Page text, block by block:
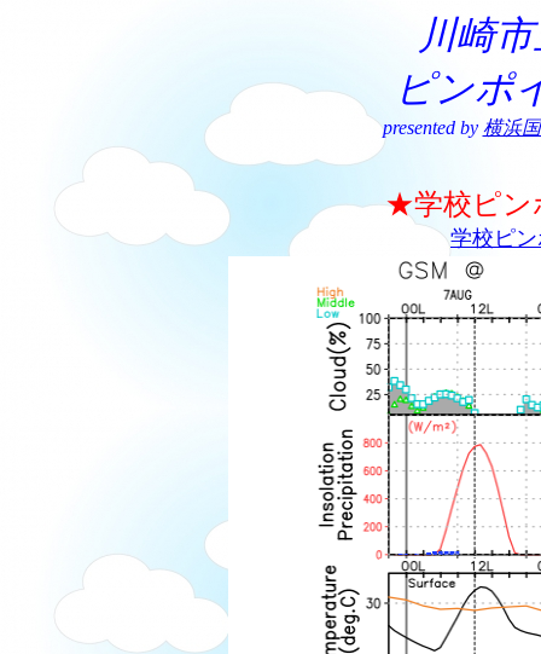
川崎
ピンポ
presented by 横浜
★学校ピン
学校ピ